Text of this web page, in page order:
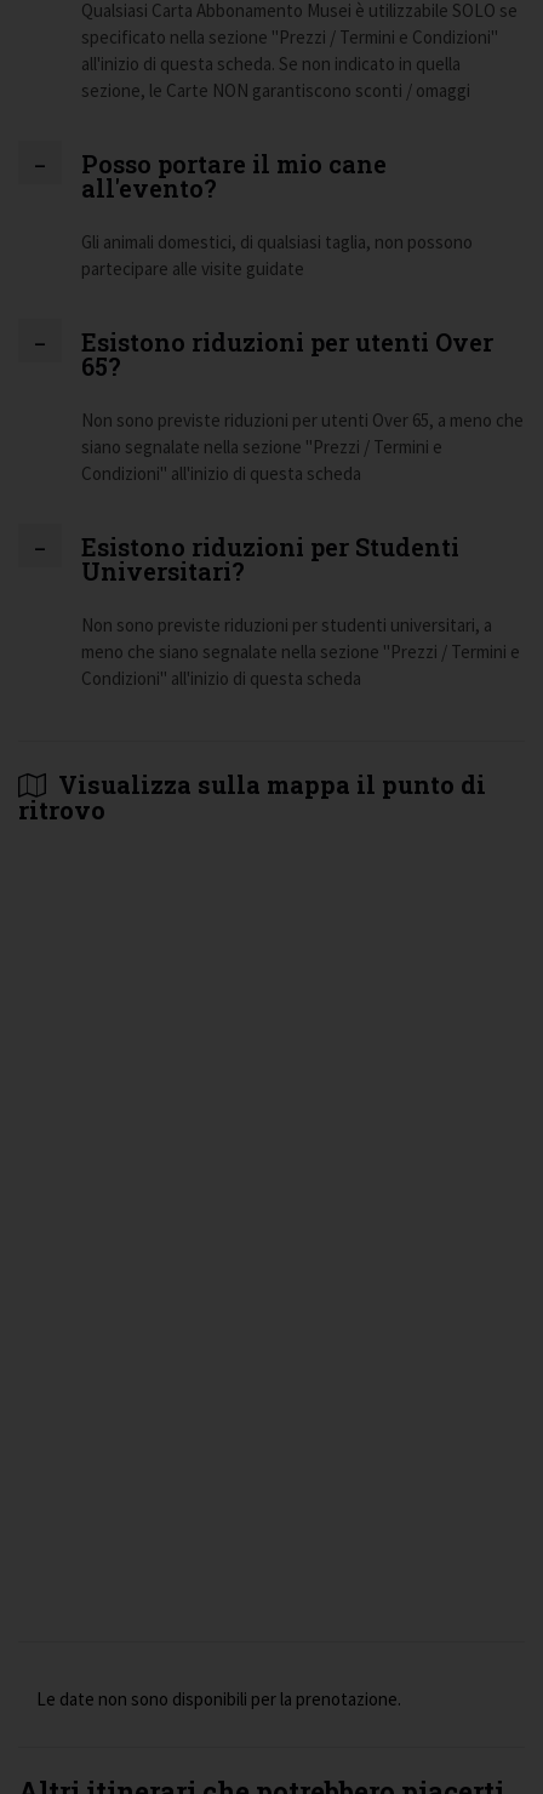
Qualsiasi Carta Abbonamento Musei è utilizzabile SOLO se
specificato nella sezione "Prezzi / Termini e Condizioni"
all'inizio di questa scheda. Se non indicato in quella
sezione, le Carte NON garantiscono sconti / omaggi
Posso portare il mio cane
all'evento?
Gli animali domestici, di qualsiasi taglia, non possono
partecipare alle visite guidate
Esistono riduzioni per utenti Over
65?
Non sono previste riduzioni per utenti Over 65, a meno che
siano segnalate nella sezione "Prezzi / Termini e
Condizioni" all'inizio di questa scheda
Esistono riduzioni per Studenti
Universitari?
Non sono previste riduzioni per studenti universitari, a
meno che siano segnalate nella sezione "Prezzi / Termini e
Condizioni" all'inizio di questa scheda
Visualizza sulla mappa il punto di
ritrovo
Le date non sono disponibili per la prenotazione.